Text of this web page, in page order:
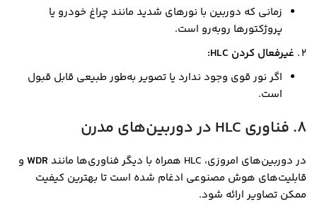
زمانی که دوربین با نورهای شدید مانند چراغ خودرو یا
پروژکتورها روبه‌رو است.
غیرفعال کردن HLC:
اگر نور قوی وجود ندارد یا تصویر به‌طور طبیعی قابل قبول
است.
8. فناوری HLC در دوربین‌های مدرن
در دوربین‌های امروزی، HLC همراه با دیگر فناوری‌ها مانند WDR و
قابلیت‌های هوش مصنوعی ادغام شده است تا بهترین کیفیت
ممکن تصاویر ارائه شود.